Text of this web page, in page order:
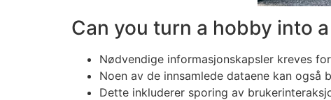
Can you turn a hobby into
Nødvendige informasjonskapsler kreves
Noen av de innsamlede dataene kan
Dette inkluderer sporing av